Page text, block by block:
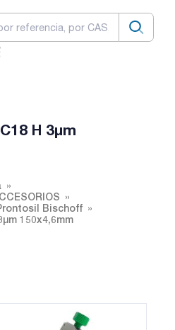
H 3µm
Bischoff
150x4,6mm